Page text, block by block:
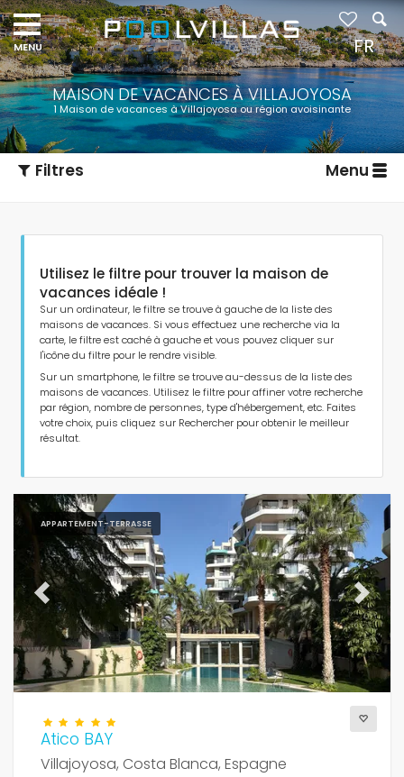
MAISON DE VACANCES À VILLAJOYOSA
1 Maison de vacances à Villajoyosa ou région avoisinante
Filtres Menu
Type d'hébergement
Personnes
Salles de bains
Services populaires
Conditions
Utilisez le filtre pour trouver la maison de
vacances idéale !
Sur un ordinateur, le filtre se trouve à gauche de la liste des
maisons de vacances. Si vous effectuez une recherche via la
carte, le filtre est caché à gauche et vous pouvez cliquer sur
l'icône du filtre pour le rendre visible.
Sur un smartphone, le filtre se trouve au-dessus de la liste des
maisons de vacances. Utilisez le filtre pour affiner votre recherche
par région, nombre de personnes, type d'hébergement, etc. Faites
votre choix, puis cliquez sur Rechercher pour obtenir le meilleur
résultat.
APPARTEMENT-TERRASSE
Previous Next
Atico BAY
Villajoyosa, Costa Blanca, Espagne
FR
Navigation
menu